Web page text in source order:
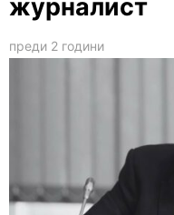
журналист
преди 2 години